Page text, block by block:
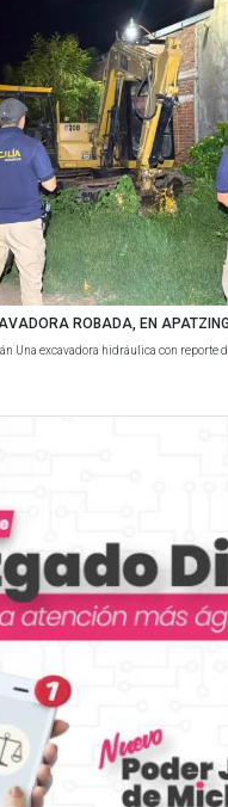
ROBADA, EN
Una excavadora hidráulica con reporte